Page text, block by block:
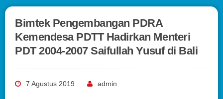
Bimtek Pengembangan PDRA
Kemendesa PDTT Hadirkan Menteri
PDT 2004-2007 Saifullah Yusuf di Bali
7 Agustus 2019 admin